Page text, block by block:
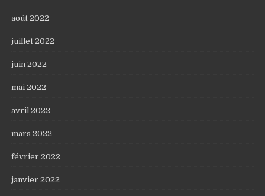
août 2022
juillet 2022
juin 2022
mai 2022
avril 2022
mars 2022
février 2022
janvier 2022